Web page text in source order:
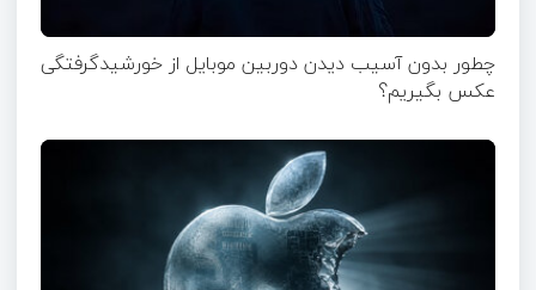
چطور بدون آسیب دیدن دوربین موبایل از خورشیدگرفتگی
عکس بگیریم؟